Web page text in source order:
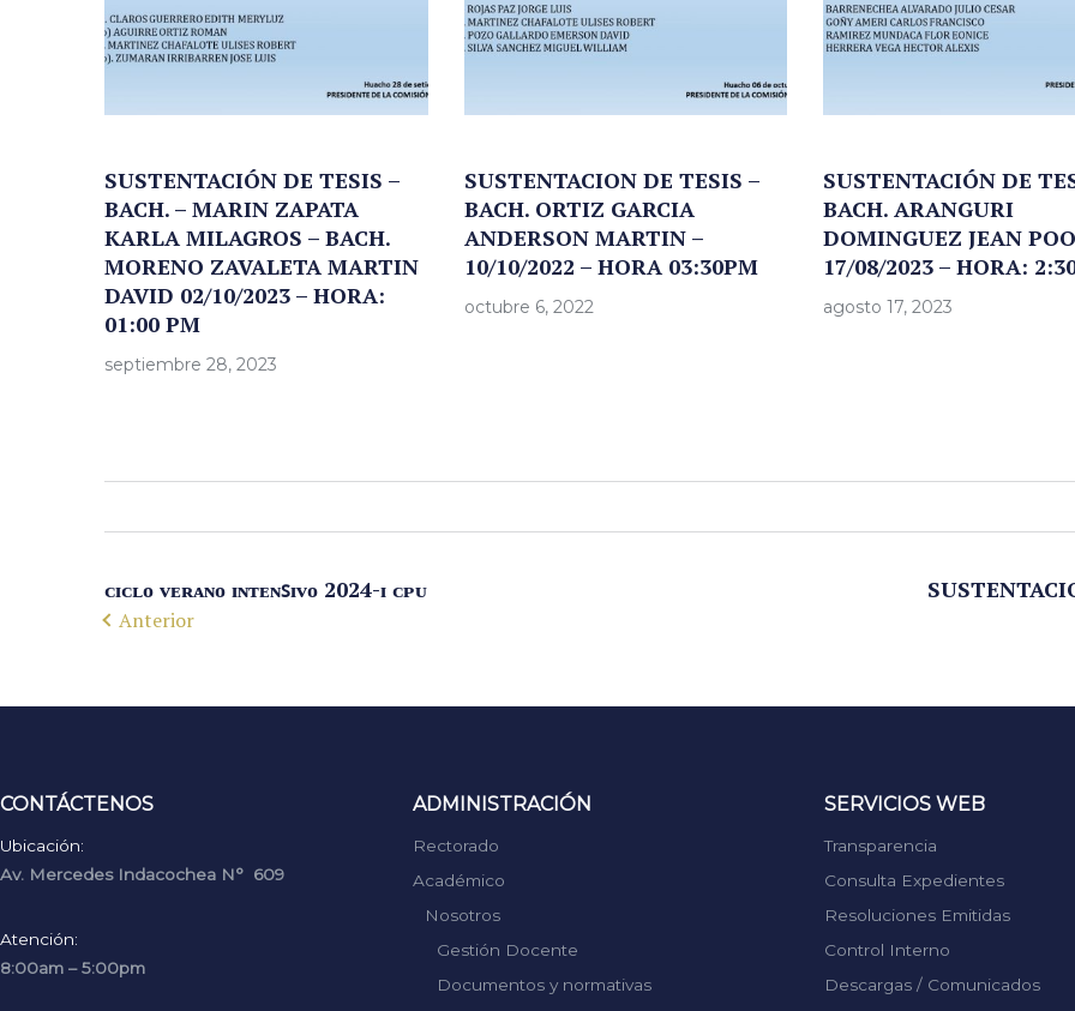
SUSTENTACIÓN DE TESIS –
BACH. – MARIN ZAPATA
KARLA MILAGROS – BACH.
MORENO ZAVALETA MARTIN
DAVID 02/10/2023 – HORA:
01:00 PM
septiembre 28, 2023
SUSTENTACION DE TESIS –
BACH. ORTIZ GARCIA
ANDERSON MARTIN –
10/10/2022 – HORA 03:30PM
octubre 6, 2022
SUSTENTACIÓN DE
BACH. ARANGURI
DOMINGUEZ JEAN
17/08/2023 – HORA:
agosto 17, 2023
ᴄɪᴄʟᴏ ᴠᴇʀᴀɴᴏ ɪɴᴛᴇɴꜱɪᴠᴏ 2024-ɪ ᴄᴘᴜ
Anterior
CONTÁCTENOS
Ubicación:
Av. Mercedes Indacochea N° 609
Atención:
8:00am – 5:00pm
ADMINISTRACIÓN
Rectorado
Académico
Nosotros
Gestión Docente
Documentos y normativas
SERVICIOS WEB
Transparencia
Consulta Expedientes
Resoluciones Emitidas
Control Interno
Descargas / Comunicados